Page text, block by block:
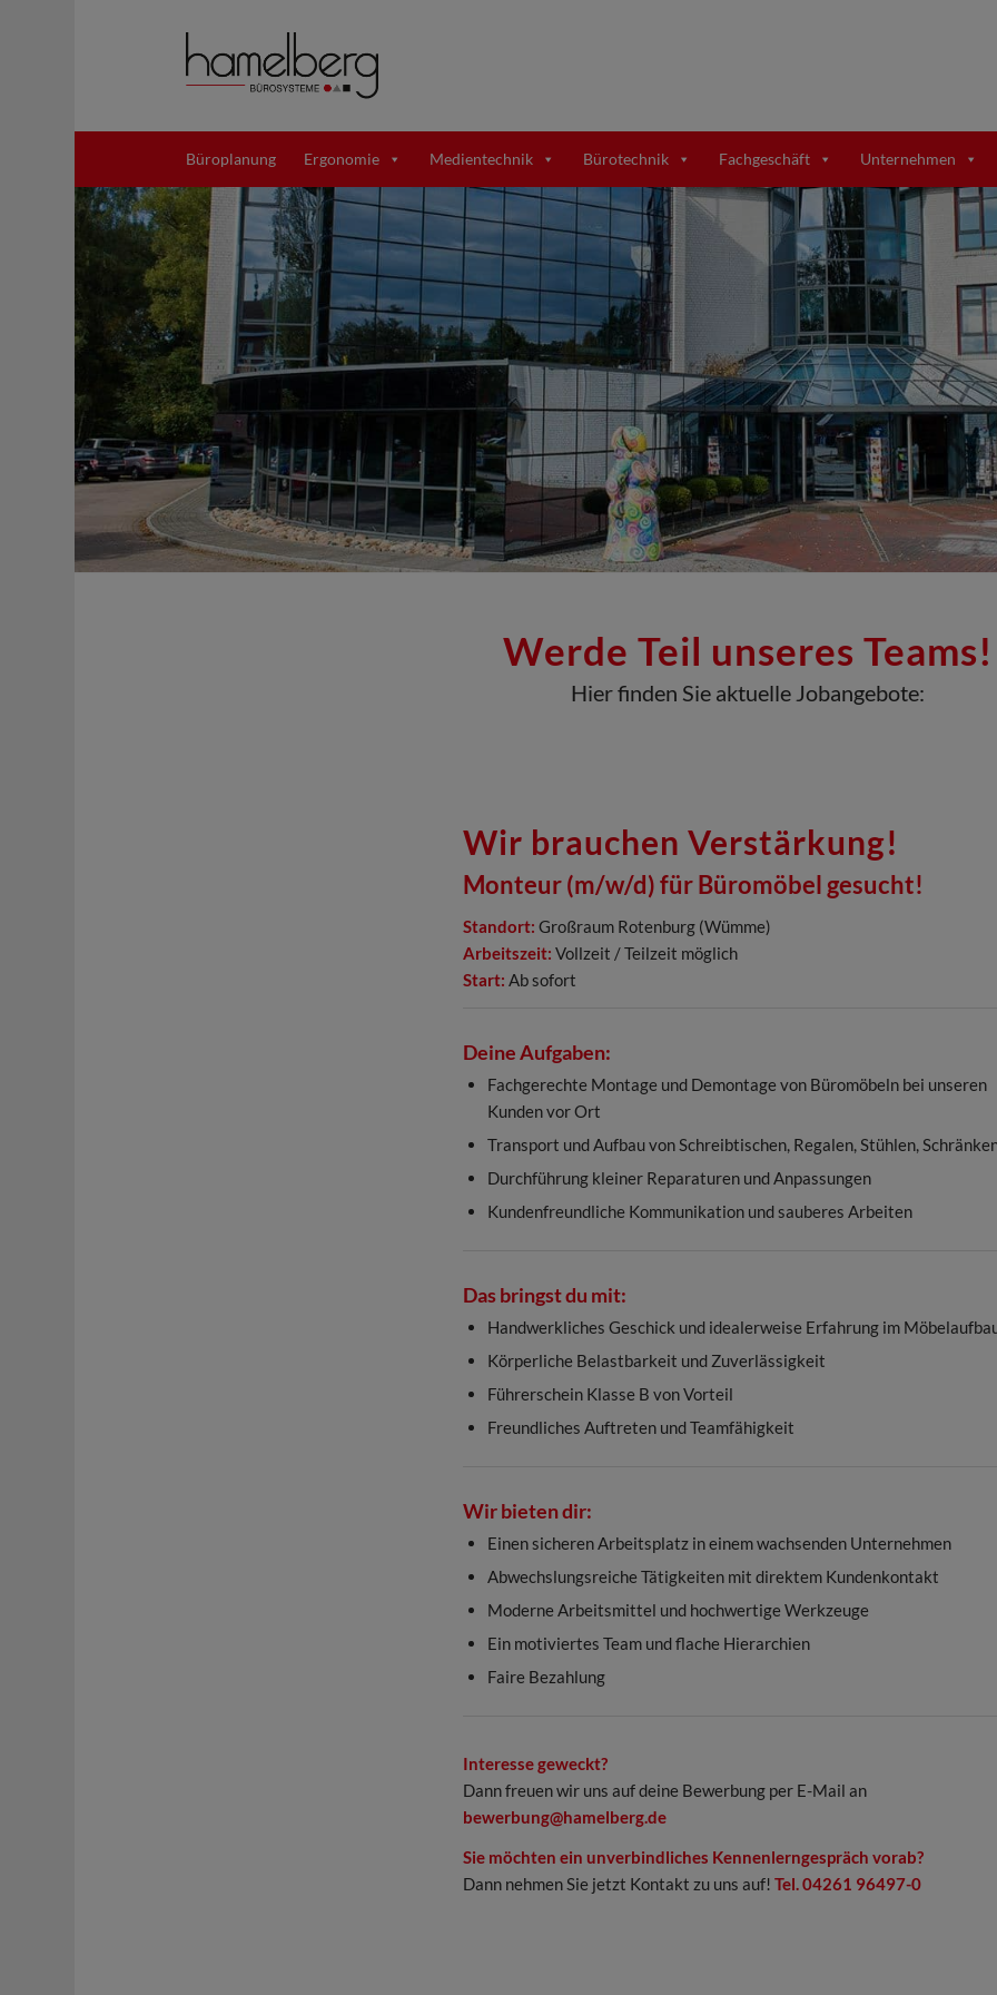
Büroplanung Ergonomie Medientechnik Bürotechnik Fachgeschäft Unternehmen
Werde Teil unseres Teams!
Hier finden Sie aktuelle Jobangebote:
Wir brauchen Verstärkung!
Monteur (m/w/d) für Büromöbel gesucht!
Standort: Großraum Rotenburg (Wümme)
Arbeitszeit: Vollzeit / Teilzeit möglich
Start: Ab sofort
Deine Aufgaben:
Fachgerechte Montage und Demontage von Büromöbeln bei unseren
Kunden vor Ort
Transport und Aufbau von Schreibtischen, Regalen, Stühlen,
Durchführung kleiner Reparaturen und Anpassungen
Kundenfreundliche Kommunikation und sauberes Arbeiten
Das bringst du mit:
Handwerkliches Geschick und idealerweise Erfahrung im
Körperliche Belastbarkeit und Zuverlässigkeit
Führerschein Klasse B von Vorteil
Freundliches Auftreten und Teamfähigkeit
Wir bieten dir:
Einen sicheren Arbeitsplatz in einem wachsenden Unternehmen
Abwechslungsreiche Tätigkeiten mit direktem Kundenkontakt
Moderne Arbeitsmittel und hochwertige Werkzeuge
Ein motiviertes Team und flache Hierarchien
Faire Bezahlung
Interesse geweckt?
Dann freuen wir uns auf deine Bewerbung per E-Mail an
bewerbung@hamelberg.de
Sie möchten ein unverbindliches Kennenlerngespräch vorab?
Dann nehmen Sie jetzt Kontakt zu uns auf!Tel. 04261 96497-0